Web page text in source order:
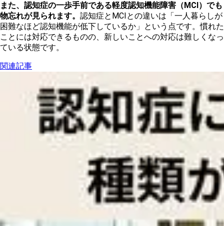
また、認知症の一歩手前である軽度認知機能障害（MCI）でも
物忘れが見られます。 認知症とMCIとの違いは「一人暮らしが
困難なほど認知機能が低下しているか」という点です。慣れた
ことには対応できるものの、新しいことへの対応は難しくなっ
ている状態です。
関連記事